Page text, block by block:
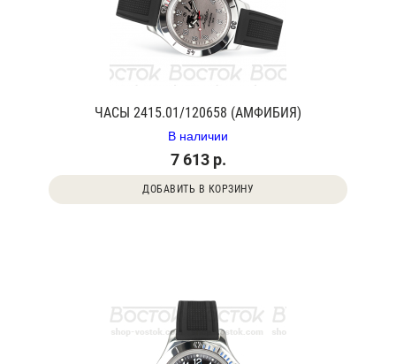
ЧАСЫ 2415.01/120658 (АМФИБИЯ)
В наличии
7 613 р.
ДОБАВИТЬ В КОРЗИНУ